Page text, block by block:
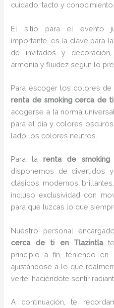
cuidado, tacto y conocimiento.
El sitio para el evento
importante, es la clave para
de invitados y decoración,
armonía y fluidez según lo
Para escoger los colores de
renta de smoking cerca de
acogerse a la norma
para el día y colores
lado los colores neutros.
Para la renta de
disponemos de divertidos
clásicos, modernos,
incluso exclusividad con
para que luzcas lo que
Nuestro personal
cerca de ti en Tlazintlate
principio a fin, teniendo en
ajustándose a lo que
verte, haciéndote sentir
A continuación, te